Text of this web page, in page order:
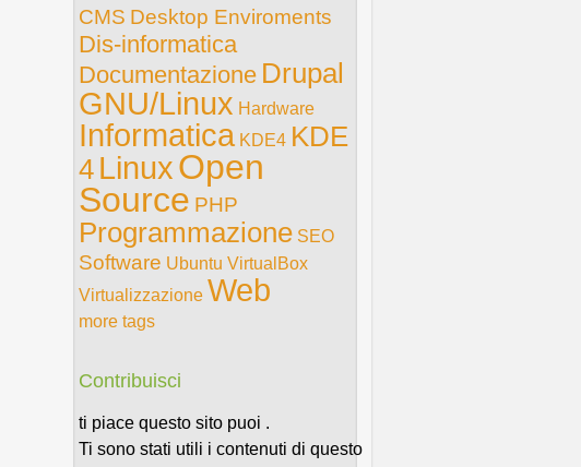
CMS Desktop Enviroments
Dis-informatica
Documentazione Drupal
GNU/Linux Hardware
Informatica KDE4 KDE
4 LinuxOpen
Source PHP
Programmazione SEO
Software Ubuntu VirtualBox
Virtualizzazione Web
more tags
Contribuisci
ti piace questo sito puoi .
Ti sono stati utili i contenuti di questo